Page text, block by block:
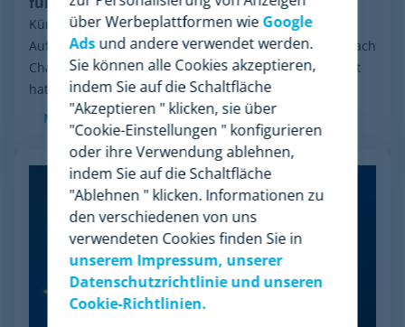
Kürzlich sorgte eine Entwicklung in der Branche für
Aufsehen: das finanzielle Reorganisationsverfahren nach
Chapter 11, das Wiser Solutions in den USA eingeleitet
hat. Auch wenn diese Maßnahme weder...
Mehr sehen
über Werbeplattformen wie Google
Adsund andere verwendet werden.
Sie können alle Cookies akzeptieren,
indem Sie auf die Schaltfläche
"Akzeptieren " klicken, sie über
"Cookie-Einstellungen " konfigurieren
oder ihre Verwendung ablehnen,
indem Sie auf die Schaltfläche
"Ablehnen " klicken. Informationen zu
den verschiedenen von uns
verwendeten Cookies finden Sie in
unserem Impressum, unserer
Datenschutzrichtlinie und unseren
Cookie-Richtlinien.